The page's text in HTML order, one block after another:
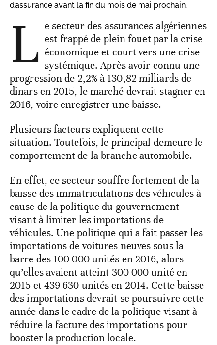
d’assurance avant la fin du mois de mai prochain.
L e secteur des assurances algériennes
est frappé de plein fouet par la crise
économique et court vers une crise
systémique. Après avoir connu une
progression de 2,2% à 130,82 milliards de
dinars en 2015, le marché devrait stagner en
2016, voire enregistrer une baisse.
Plusieurs facteurs expliquent cette
situation. Toutefois, le principal demeure le
comportement de la branche automobile.
En effet, ce secteur souffre fortement de la
baisse des immatriculations des véhicules à
cause de la politique du gouvernement
visant à limiter les importations de
véhicules. Une politique qui a fait passer les
importations de voitures neuves sous la
barre des 100 000 unités en 2016, alors
qu’elles avaient atteint 300 000 unité en
2015 et 439 630 unités en 2014. Cette baisse
des importations devrait se poursuivre cette
année dans le cadre de la politique visant à
réduire la facture des importations pour
booster la production locale.